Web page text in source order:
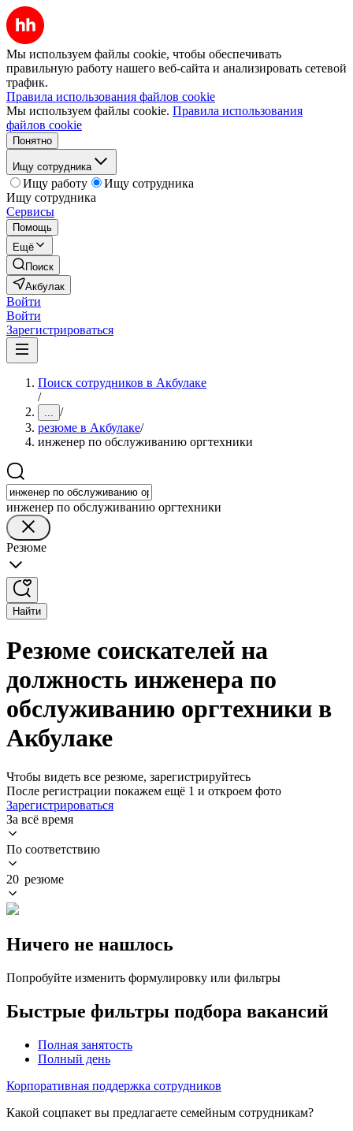
Мы используем файлы cookie, чтобы обеспечивать
правильную работу нашего веб-сайта и анализировать сетевой
трафик.
Правила использования файлов cookie
Мы используем файлы cookie. Правила использования
файлов cookie
Понятно
Ищу сотрудника
Ищу работу
Ищу сотрудника
Ищу сотрудника
Сервисы
Помощь
Ещё
Поиск
Акбулак
Войти
Войти
Зарегистрироваться
Поиск сотрудников в Акбулаке
/
... /
резюме в Акбулаке/
инженер по обслуживанию оргтехники
инженер по обслуживанию оргтехники
Резюме
Найти
Резюме соискателей на
должность инженера по
обслуживанию оргтехники в
Акбулаке
Чтобы видеть все резюме, зарегистрируйтесь
После регистрации покажем ещё 1 и откроем фото
Зарегистрироваться
За всё время
По соответствию
20 резюме
Ничего не нашлось
Попробуйте изменить формулировку или фильтры
Быстрые фильтры подбора вакансий
Полная занятость
Полный день
Корпоративная поддержка сотрудников
Какой соцпакет вы предлагаете семейным сотрудникам?